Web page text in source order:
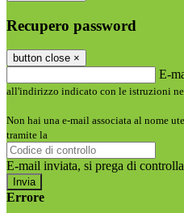
Recupero password
button close ×
E-
all'indirizzo indicato con le istruzioni
Non hai una e-mail associata al nome
tramite la
E-mail inviata, si prega di
Errore